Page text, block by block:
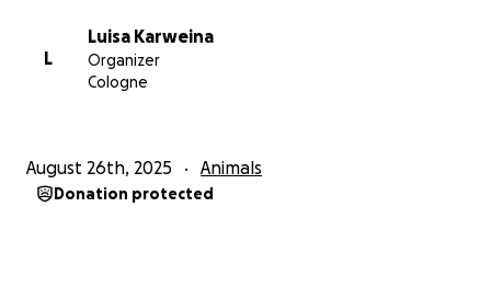
L
Luisa Karweina
Organizer
Cologne
August 26th, 2025 Animals
Donation protected